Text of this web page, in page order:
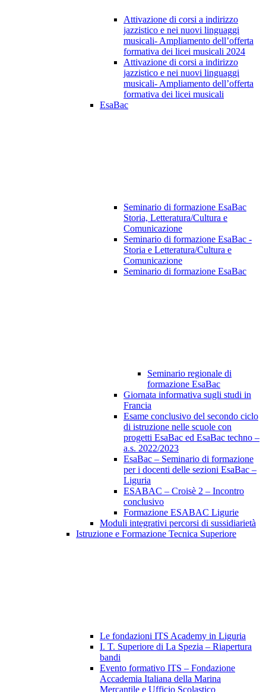
Attivazione di corsi a indirizzo
jazzistico e nei nuovi linguaggi
musicali- Ampliamento dell’offerta
formativa dei licei musicali 2024
Attivazione di corsi a indirizzo
jazzistico e nei nuovi linguaggi
musicali- Ampliamento dell’offerta
formativa dei licei musicali
EsaBac
Seminario di formazione EsaBac
Storia, Letteratura/Cultura e
Comunicazione
Seminario di formazione EsaBac -
Storia e Letteratura/Cultura e
Comunicazione
Seminario di formazione EsaBac
Seminario regionale di
formazione EsaBac
Giornata informativa sugli studi in
Francia
Esame conclusivo del secondo ciclo
di istruzione nelle scuole con
progetti EsaBac ed EsaBac techno –
a.s. 2022/2023
EsaBac – Seminario di formazione
per i docenti delle sezioni EsaBac –
Liguria
ESABAC – Croisè 2 – Incontro
conclusivo
Formazione ESABAC Ligurie
Moduli integrativi percorsi di sussidiarietà
Istruzione e Formazione Tecnica Superiore
Le fondazioni ITS Academy in Liguria
I. T. Superiore di La Spezia – Riapertura
bandi
Evento formativo ITS – Fondazione
Accademia Italiana della Marina
Mercantile e Ufficio Scolastico